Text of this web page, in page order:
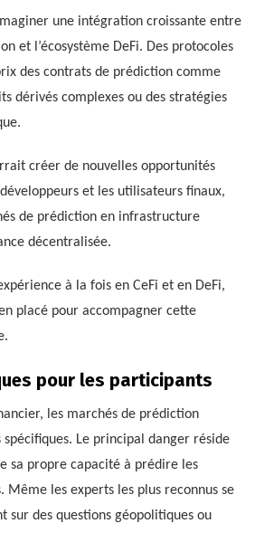
une intégration croissante entre
et l’écosystème DeFi. Des protocoles
des contrats de prédiction comme
dérivés complexes ou des stratégies
créer de nouvelles opportunités
et les utilisateurs finaux,
de prédiction en infrastructure
décentralisée.
à la fois en CeFi et en DeFi,
placé pour accompagner cette
pour les participants
les marchés de prédiction
Le principal danger réside
sa propre capacité à prédire les
Même les experts les plus reconnus se
des questions géopolitiques ou